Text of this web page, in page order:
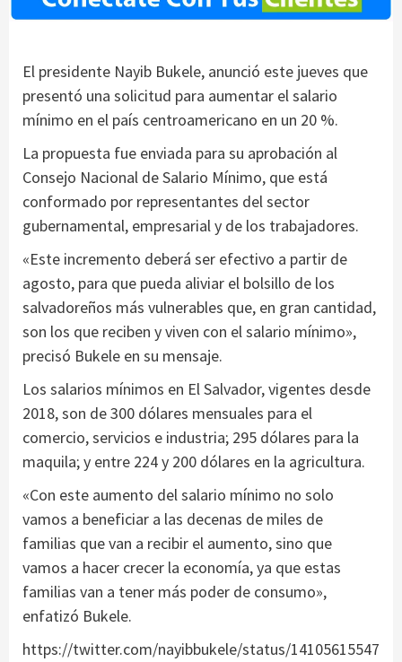
El presidente Nayib Bukele, anunció este jueves que
presentó una solicitud para aumentar el salario
mínimo en el país centroamericano en un 20 %.
La propuesta fue enviada para su aprobación al
Consejo Nacional de Salario Mínimo, que está
conformado por representantes del sector
gubernamental, empresarial y de los trabajadores.
«Este incremento deberá ser efectivo a partir de
agosto, para que pueda aliviar el bolsillo de los
salvadoreños más vulnerables que, en gran cantidad,
son los que reciben y viven con el salario mínimo»,
precisó Bukele en su mensaje.
Los salarios mínimos en El Salvador, vigentes desde
2018, son de 300 dólares mensuales para el
comercio, servicios e industria; 295 dólares para la
maquila; y entre 224 y 200 dólares en la agricultura.
«Con este aumento del salario mínimo no solo
vamos a beneficiar a las decenas de miles de
familias que van a recibir el aumento, sino que
vamos a hacer crecer la economía, ya que estas
familias van a tener más poder de consumo»,
enfatizó Bukele.
https://twitter.com/nayibbukele/status/14105615547